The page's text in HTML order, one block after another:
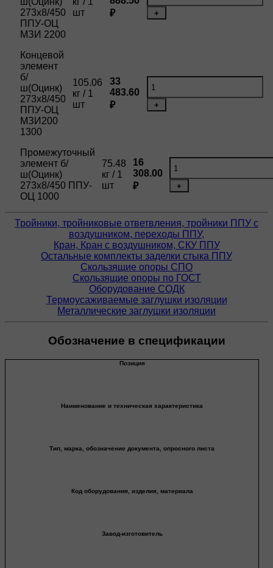
273х8/450
ППУ-ОЦ
МЗИ 2200
шт
₽
+
Концевой
элемент
б/
ш(Оцинк)
273х8/450
ППУ-ОЦ
МЗИ200
1300
105.06
кг / 1
шт
33
483.60
₽
+
Промежуточный
элемент б/
ш(Оцинк)
273х8/450 ППУ-
ОЦ 1000
75.48
кг / 1
шт
16
308.00
₽
+
Тройники, тройниковые ответвления, тройники ППУ с
воздушником, переходы ППУ,
Кран, Кран с воздушником, СКУ ППУ
Остальные комплекты заделки стыка ППУ
Скользящие опоры СПО
Скользящие опоры по ГОСТ
Оборудование СОДК
Термоусаживаемые заглушки изоляции
Металлические заглушки изоляции
Обозначение в спецификации
Позиция
Наименование и техническая характеристика
Тип, марка, обозначение документа, опросного листа
Код оборудования, изделия, материала
Завод-изготовитель